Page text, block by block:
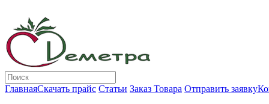
ГлавнаяСкачать прайс Статьи Заказ Товара Отправить заявку